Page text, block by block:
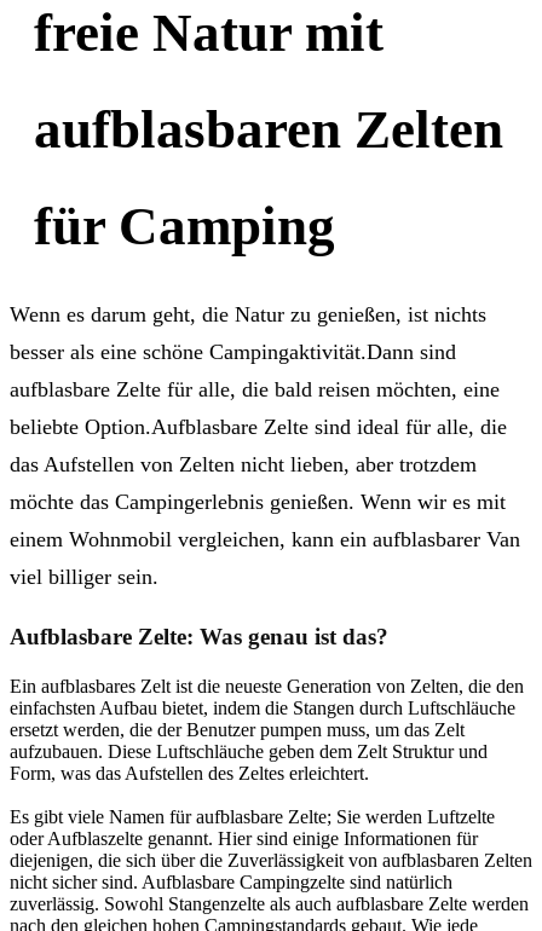
freie Natur mit
aufblasbaren Zelten
für Camping
Wenn es darum geht, die Natur zu genießen, ist nichts
besser als eine schöne Campingaktivität.Dann sind
aufblasbare Zelte für alle, die bald reisen möchten, eine
beliebte Option.Aufblasbare Zelte sind ideal für alle, die
das Aufstellen von Zelten nicht lieben, aber trotzdem
möchte das Campingerlebnis genießen. Wenn wir es mit
einem Wohnmobil vergleichen, kann ein aufblasbarer Van
viel billiger sein.
Aufblasbare Zelte: Was genau ist das?
Ein aufblasbares Zelt ist die neueste Generation von Zelten, die den
einfachsten Aufbau bietet, indem die Stangen durch Luftschläuche
ersetzt werden, die der Benutzer pumpen muss, um das Zelt
aufzubauen. Diese Luftschläuche geben dem Zelt Struktur und
Form, was das Aufstellen des Zeltes erleichtert.
Es gibt viele Namen für aufblasbare Zelte; Sie werden Luftzelte
oder Aufblaszelte genannt. Hier sind einige Informationen für
diejenigen, die sich über die Zuverlässigkeit von aufblasbaren Zelten
nicht sicher sind. Aufblasbare Campingzelte sind natürlich
zuverlässig. Sowohl Stangenzelte als auch aufblasbare Zelte werden
nach den gleichen hohen Campingstandards gebaut. Wie jede